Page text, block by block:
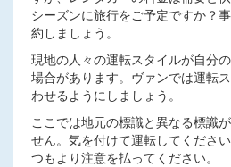
シーズンに旅行をご予定ですか？
約しましょう。
現地の人々の運転スタイルが自分
場合があります。ヴァンでは運転
わせるようにしましょう。
ここでは地元の標識と異なる標識
せん。気を付けて運転してくださ
つもより注意を払ってください。